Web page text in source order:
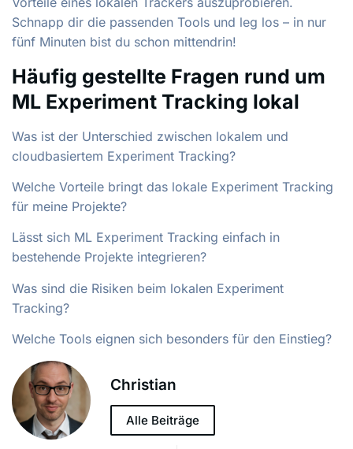
Schnapp dir die passenden Tools und leg los – in nur
fünf Minuten bist du schon mittendrin!
Häufig gestellte Fragen rund um
ML Experiment Tracking lokal
Was ist der Unterschied zwischen lokalem und
cloudbasiertem Experiment Tracking?
Welche Vorteile bringt das lokale Experiment Tracking
für meine Projekte?
Lässt sich ML Experiment Tracking einfach in
bestehende Projekte integrieren?
Was sind die Risiken beim lokalen Experiment
Tracking?
Welche Tools eignen sich besonders für den Einstieg?
Christian
Alle Beiträge